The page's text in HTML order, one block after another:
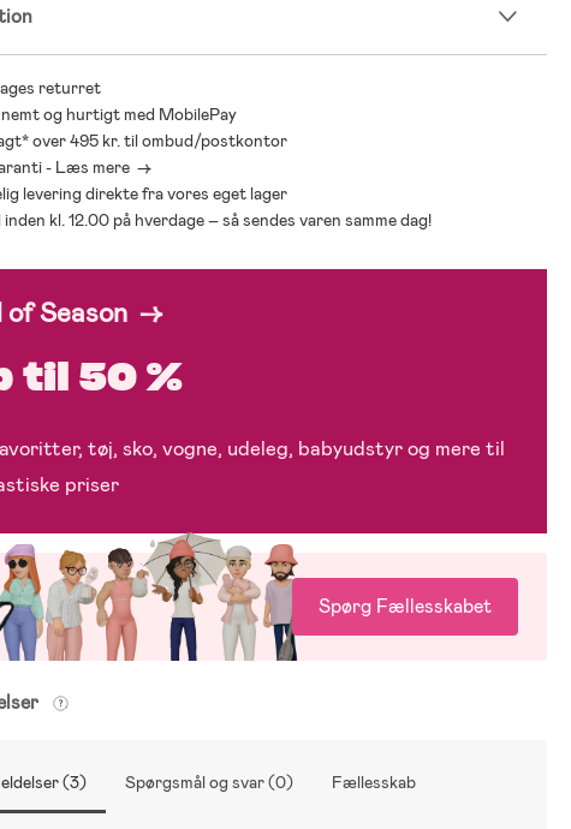
returret
og hurtigt med MobilePay
over 495 kr. til ombud/postkontor
- Læs mere ->
levering direkte fra vores eget lager
kl. 12.00 på hverdage – så sendes varen samme dag!
of Season →
til 50 %
tøj, sko, vogne, udeleg, babyudstyr og mere til
priser
Spørg Fællesskabet
(3) Spørgsmål og svar (0) Fællesskab